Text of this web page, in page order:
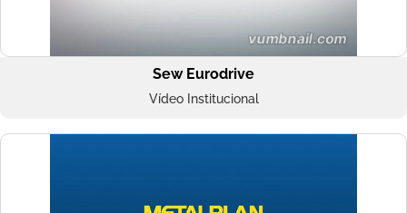
Sew Eurodrive
Vídeo Institucional